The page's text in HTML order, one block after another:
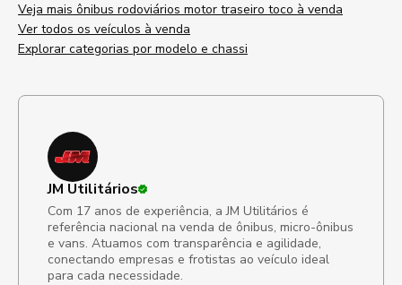
Veja mais ônibus rodoviários motor traseiro toco à venda
Ver todos os veículos à venda
Explorar categorias por modelo e chassi
JM Utilitários
Com 17 anos de experiência, a JM Utilitários é
referência nacional na venda de ônibus, micro-ônibus
e vans. Atuamos com transparência e agilidade,
conectando empresas e frotistas ao veículo ideal
para cada necessidade.